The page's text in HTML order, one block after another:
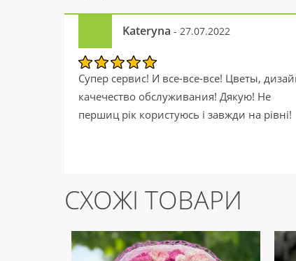
Kateryna - 27.07.2022
Супер сервис! И все-все-все! Цветы,
качечество обслуживания! Дякую! Не
першиц рік користуюсь і завжди на рівні!
СХОЖІ ТОВАРИ